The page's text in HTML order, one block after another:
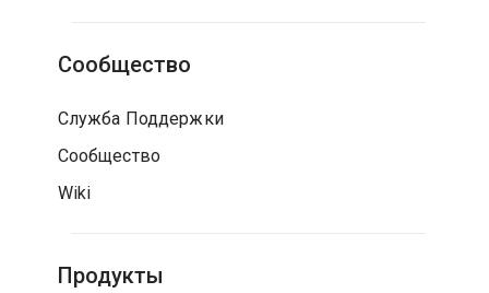
Сообщество
Служба Поддержки
Сообщество
Wiki
Продукты